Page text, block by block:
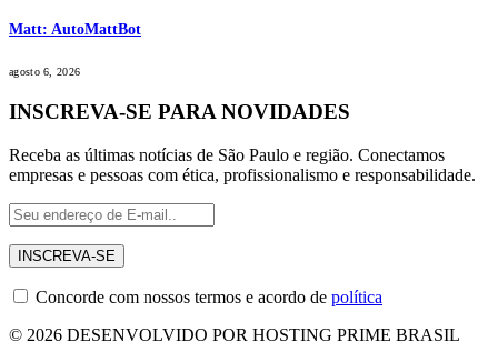
Matt: AutoMattBot
agosto 6, 2026
INSCREVA-SE PARA NOVIDADES
Receba as últimas notícias de São Paulo e região. Conectamos
empresas e pessoas com ética, profissionalismo e responsabilidade.
Concorde com nossos termos e acordo de política
© 2026 DESENVOLVIDO POR HOSTING PRIME BRASIL